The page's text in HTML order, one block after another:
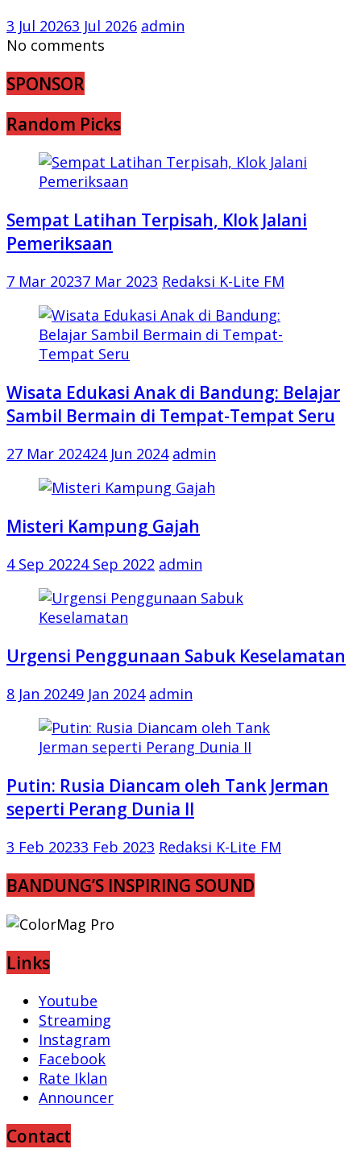
3 Jul 20263 Jul 2026 admin
No comments
SPONSOR
Random Picks
Sempat Latihan Terpisah, Klok Jalani
Pemeriksaan
7 Mar 20237 Mar 2023 Redaksi K-Lite FM
Wisata Edukasi Anak di Bandung: Belajar
Sambil Bermain di Tempat-Tempat Seru
27 Mar 202424 Jun 2024 admin
Misteri Kampung Gajah
4 Sep 20224 Sep 2022 admin
Urgensi Penggunaan Sabuk Keselamatan
8 Jan 20249 Jan 2024 admin
Putin: Rusia Diancam oleh Tank Jerman
seperti Perang Dunia II
3 Feb 20233 Feb 2023 Redaksi K-Lite FM
BANDUNG’S INSPIRING SOUND
Links
Youtube
Streaming
Instagram
Facebook
Rate Iklan
Announcer
Contact